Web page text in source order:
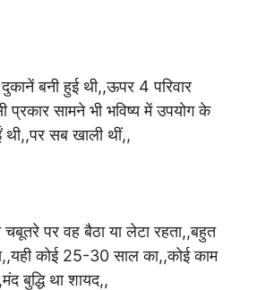
बनी हुई थी,,ऊपर 4 परिवार
प्रकार सामने भी भविष्य में उपयोग के
थी,,पर सब खाली थीं,,
चबूतरे पर वह बैठा या लेटा रहता,,बहुत
कोई 25-30 साल का,,कोई काम
बुद्धि था शायद,,